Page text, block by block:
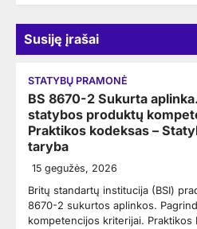
Susiję įrašai
STATYBŲ PRAMONĖ
BS 8670-2 Sukurta
statybos produktų
Praktikos kodeksas –
taryba
15 gegužės, 2026
Britų standartų institucija (BSI)
8670-2 sukurtos aplinkos.
kompetencijos kriterijai.